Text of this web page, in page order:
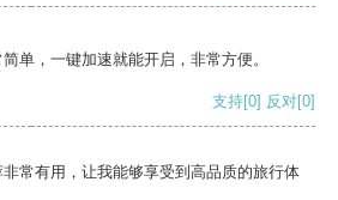
单，一键加速就能开启，非常方便。
支持[0] 反对[0]
常有用，让我能够享受到高品质的旅行体